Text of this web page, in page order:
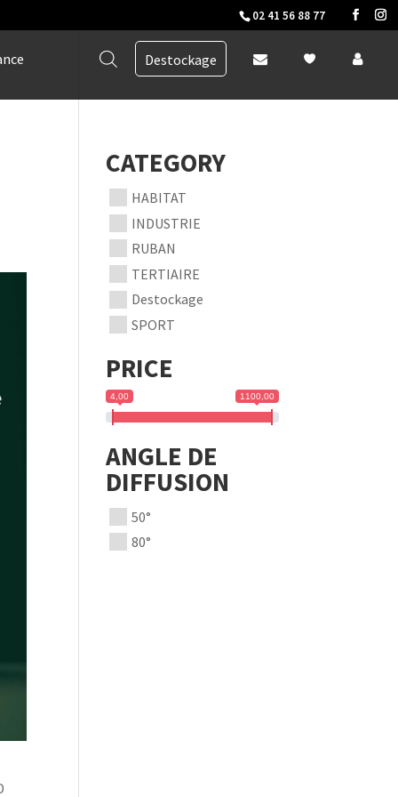
02 41 56 88 77
Destockage
CATEGORY
HABITAT
INDUSTRIE
RUBAN
TERTIAIRE
Destockage
SPORT
PRICE
4,00 1100,00
ANGLE DE
DIFFUSION
50°
80°